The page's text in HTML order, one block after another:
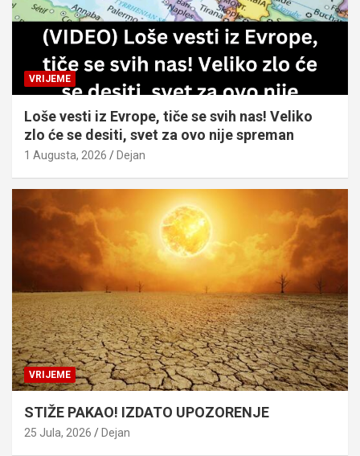
VRIJEME
Loše vesti iz Evrope, tiče se svih nas! Veliko
zlo će se desiti, svet za ovo nije spreman
1 Augusta, 2026 Dejan
VRIJEME
STIŽE PAKAO! IZDATO UPOZORENJE
25 Jula, 2026 Dejan